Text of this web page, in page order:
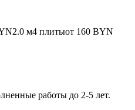
м4 плитыот 160 BYN
работы до 2-5 лет.